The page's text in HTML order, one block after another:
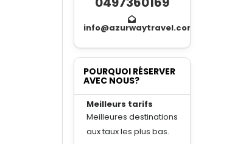
info@azurwaytravel.com
POURQUOI RÉSERVER
AVEC NOUS?
Meilleurs tarifs
Meilleures destinations
aux taux les plus bas.